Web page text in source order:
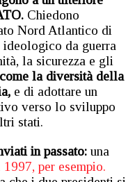
Chiedono
Nord Atlantico di
ideologico da guerra
la sicurezza e gli
la diversità della
e di adottare un
verso lo sviluppo
stati.
in passato: una
1997, per esempio.